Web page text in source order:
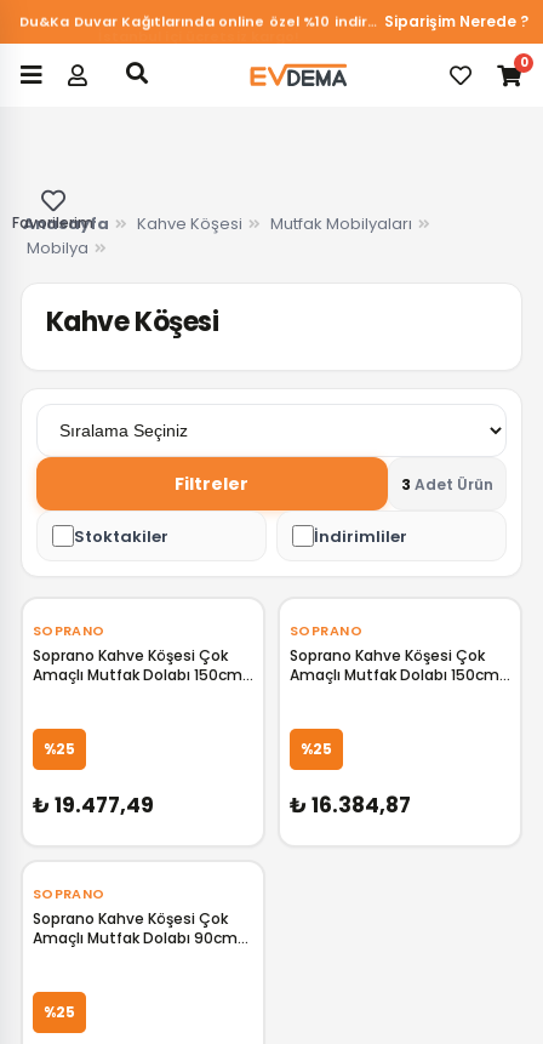
İstanbul içi ücretsiz kargo!
Du&Ka Duvar Kağıtlarında online özel %10 indirim! Siparişim Nerede ?
Favorilerim
0
Anasayfa Kahve Köşesi
Mutfak Mobilyaları
Mobilya
Kahve Köşesi
Filtreler 3 Adet Ürün
Stoktakiler İndirimliler
SOPRANO
Soprano Kahve Köşesi Çok
Amaçlı Mutfak Dolabı 150cm
%25
₺ 19.477,49
SOPRANO
Soprano Kahve Köşesi Çok
Amaçlı Mutfak Dolabı 150cm
%25
₺ 16.384,87
SOPRANO
Soprano Kahve Köşesi Çok
Amaçlı Mutfak Dolabı 90cm
%25